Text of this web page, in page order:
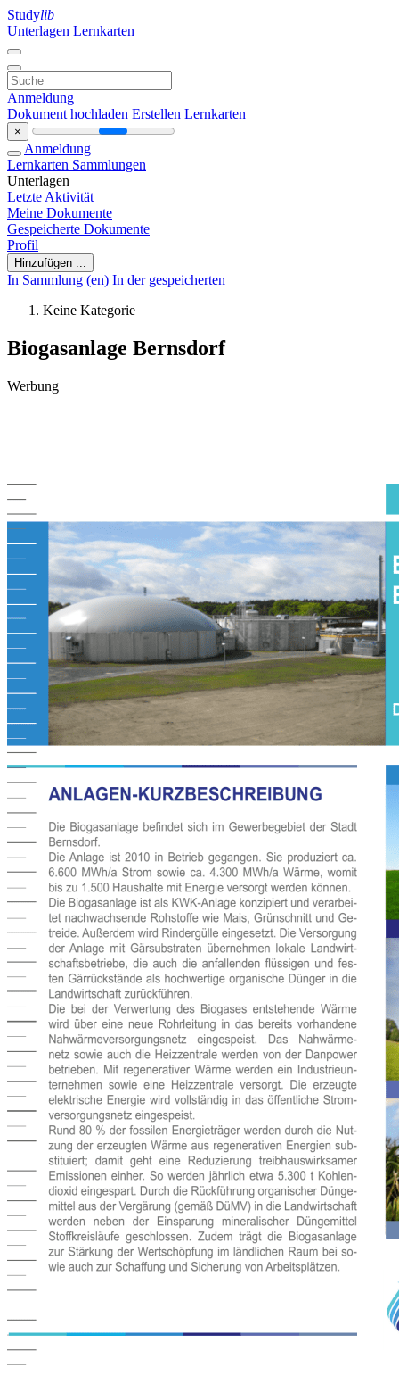
Studylib
Unterlagen Lernkarten
Anmeldung
Dokument hochladen Erstellen Lernkarten
×
Anmeldung
Lernkarten Sammlungen
Unterlagen
Letzte Aktivität
Meine Dokumente
Gespeicherte Dokumente
Profil
Hinzufügen ...
In Sammlung (en) In der gespeicherten
Keine Kategorie
Biogasanlage Bernsdorf
Werbung